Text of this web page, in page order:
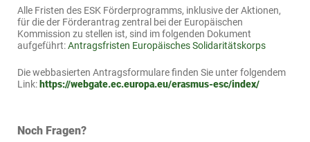
Alle Fristen des ESK Förderprogramms, inklusive der Aktionen,
für die der Förderantrag zentral bei der Europäischen
Kommission zu stellen ist, sind im folgenden Dokument
aufgeführt:Antragsfristen Europäisches Solidaritätskorps
Die webbasierten Antragsformulare finden Sie unter folgendem
Link:https://webgate.ec.europa.eu/erasmus-esc/index/
Noch Fragen?